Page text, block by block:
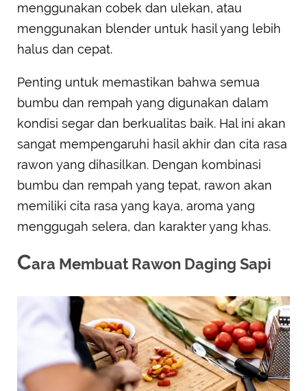
menggunakan cobek dan ulekan, atau
menggunakan blender untuk hasil yang lebih
halus dan cepat.
Penting untuk memastikan bahwa semua
bumbu dan rempah yang digunakan dalam
kondisi segar dan berkualitas baik. Hal ini akan
sangat mempengaruhi hasil akhir dan cita rasa
rawon yang dihasilkan. Dengan kombinasi
bumbu dan rempah yang tepat, rawon akan
memiliki cita rasa yang kaya, aroma yang
menggugah selera, dan karakter yang khas.
Cara Membuat Rawon Daging Sapi